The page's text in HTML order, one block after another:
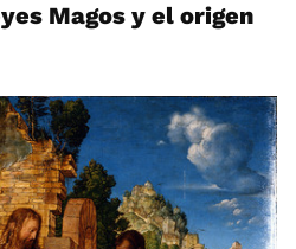
Magos y el origen